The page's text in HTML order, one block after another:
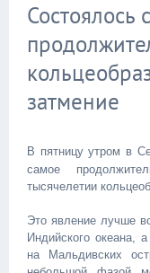
Состоялось
затмение
В пятницу утром в
самое
тысячелетии
Это явление лучше
Индийского океана,
на Мальдивских